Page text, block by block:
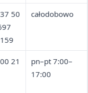
50
całodobowo
21
pn–pt 7:00–
17:00